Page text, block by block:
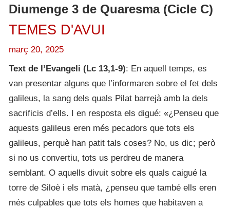
Diumenge 3 de Quaresma (Cicle C)
TEMES D'AVUI
març 20, 2025
Text de l’Evangeli (Lc 13,1-9): En aquell temps, es
van presentar alguns que l’informaren sobre el fet dels
galileus, la sang dels quals Pilat barrejà amb la dels
sacrificis d’ells. I en resposta els digué: «¿Penseu que
aquests galileus eren més pecadors que tots els
galileus, perquè han patit tals coses? No, us dic; però
si no us convertiu, tots us perdreu de manera
semblant. O aquells divuit sobre els quals caigué la
torre de Siloè i els matà, ¿penseu que també ells eren
més culpables que tots els homes que habitaven a